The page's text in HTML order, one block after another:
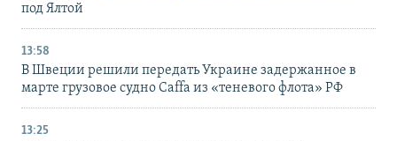
под Ялтой
13:58
В Швеции решили передать Украине задержанное в
марте грузовое судно Caffa из «теневого флота» РФ
13:25